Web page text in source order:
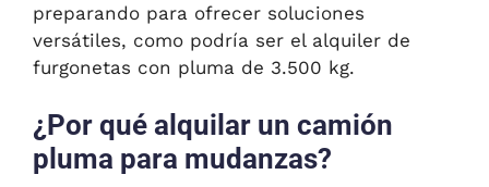
preparando para ofrecer soluciones
versátiles, como podría ser el alquiler de
furgonetas con pluma de 3.500 kg.
¿Por qué alquilar un camión
pluma para mudanzas?